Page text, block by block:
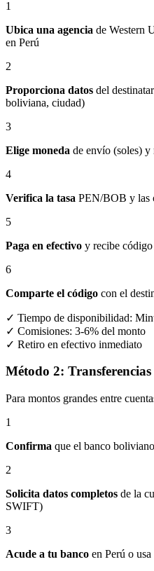
1
Ubica una agencia de Western
en Perú
2
Proporciona datos del
boliviana, ciudad)
3
Elige moneda de envío (soles)
4
Verifica la tasa PEN/BOB y las
5
Paga en efectivo y recibe
6
Comparte el código con el
✓ Tiempo de disponibilidad:
✓ Comisiones: 3-6% del monto
✓ Retiro en efectivo inmediato
Método 2:
Para montos grandes entre
1
Confirma que el banco
2
Solicita datos completos de la
SWIFT)
3
Acude a tu banco en Perú o